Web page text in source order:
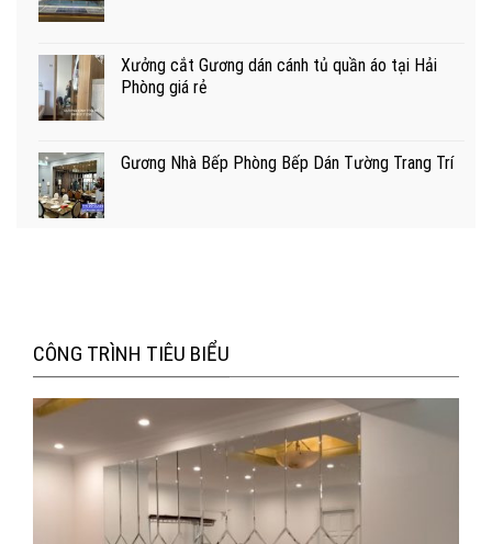
Xưởng cắt Gương dán cánh tủ quần áo tại Hải
Phòng giá rẻ
Gương Nhà Bếp Phòng Bếp Dán Tường Trang Trí
CÔNG TRÌNH TIÊU BIỂU